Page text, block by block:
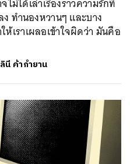
ทำนองหวานๆ และบาง
เราเผลอเข้าใจผิดว่า มันคือ
นี ค้ากำยาน